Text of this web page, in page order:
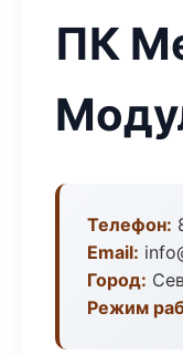
ПК
Телефон:
Email:
Город:
Режим